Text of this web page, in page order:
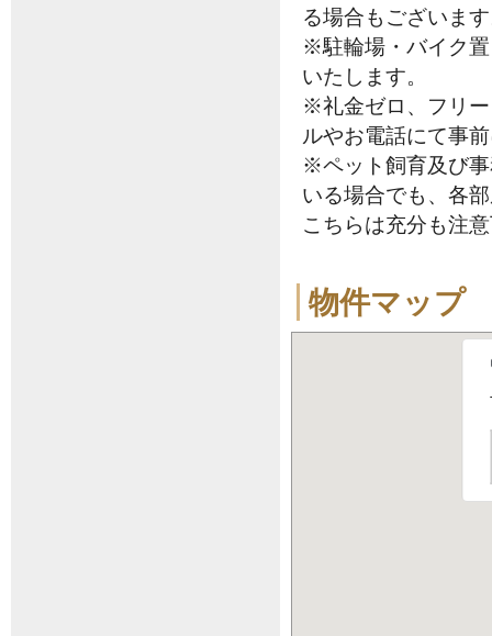
る場合もございま
※駐輪場・バイク
いたします。
※礼金ゼロ、フリ
ルやお電話にて事
※ペット飼育及び
いる場合でも、各
こちらは充分も注
物件マップ